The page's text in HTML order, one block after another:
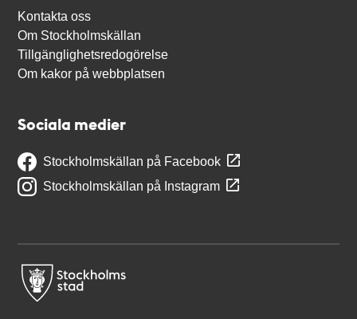
Kontakta oss
Om Stockholmskällan
Tillgänglighetsredogörelse
Om kakor på webbplatsen
Sociala medier
Stockholmskällan på Facebook
Stockholmskällan på Instagram